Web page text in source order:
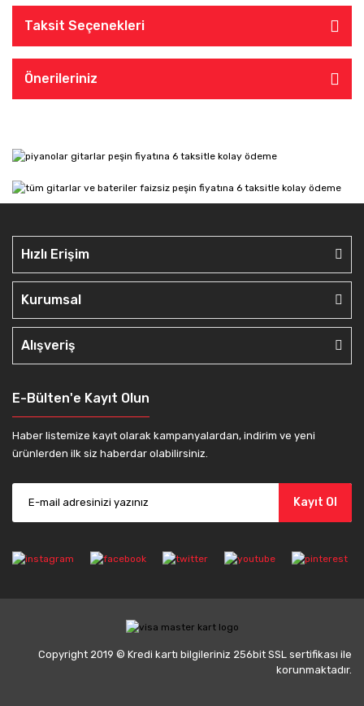
Taksit Seçenekleri
Önerileriniz
Hızlı Erişim
Kurumsal
Alışveriş
E-Bülten'e Kayıt Olun
Haber listemize kayıt olarak kampanyalardan, indirim ve yeni
ürünlerden ilk siz haberdar olabilirsiniz.
Kayıt Ol
Copyright 2019 © Kredi kartı bilgileriniz 256bit SSL sertifikası ile
korunmaktadır.